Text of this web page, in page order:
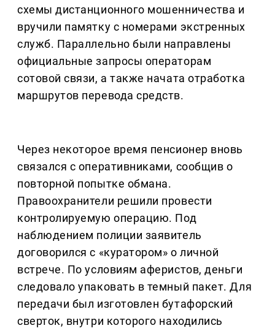
схемы дистанционного мошенничества и
вручили памятку с номерами экстренных
служб. Параллельно были направлены
официальные запросы операторам
сотовой связи, а также начата отработка
маршрутов перевода средств.
Через некоторое время пенсионер вновь
связался с оперативниками, сообщив о
повторной попытке обмана.
Правоохранители решили провести
контролируемую операцию. Под
наблюдением полиции заявитель
договорился с «куратором» о личной
встрече. По условиям аферистов, деньги
следовало упаковать в темный пакет. Для
передачи был изготовлен бутафорский
сверток, внутри которого находились